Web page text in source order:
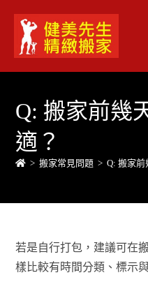
Q: 搬家前幾
適？
> 搬家常見問題 > Q: 搬家前
若是自行打包，建議可在
樣比較有時間分類、標示